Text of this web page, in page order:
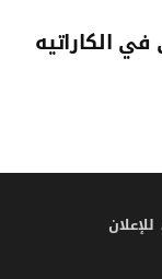
الكاراتيه
للإعلان